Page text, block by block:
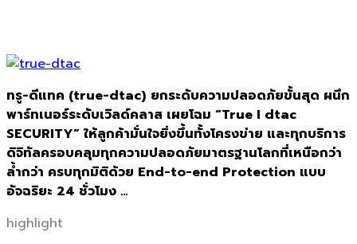
ทรู-ดีแทค (true-dtac) ยกระดับความปลอดภัยขั้นสุด ผนึก
พาร์ทเนอร์ระดับเวิลด์คลาส เผยโฉม “True I dtac
SECURITY” ให้ลูกค้ามั่นใจยิ่งขึ้นทั้งโครงข่าย และทุกบริการ
ดิจิทัลครอบคลุมทุกความปลอดภัยมาตรฐานโลกที่เหนือกว่า
ล้ำกว่า ครบทุกมิติด้วย End-to-end Protection แบบ
อัจฉริยะ 24 ชั่วโมง …
highlight